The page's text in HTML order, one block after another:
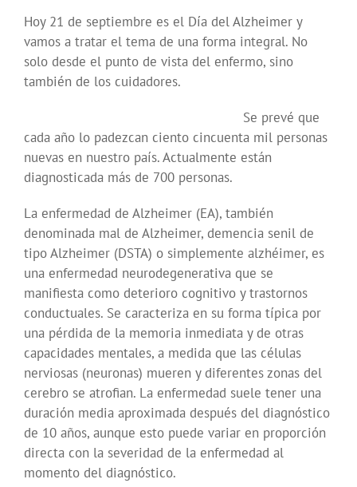
Hoy 21 de septiembre es el Día del Alzheimer y
vamos a tratar el tema de una forma integral. No
solo desde el punto de vista del enfermo, sino
también de los cuidadores.
Se prevé que
cada año lo padezcan ciento cincuenta mil personas
nuevas en nuestro país. Actualmente están
diagnosticada más de 700 personas.
La enfermedad de Alzheimer (EA), también
denominada mal de Alzheimer, demencia senil de
tipo Alzheimer (DSTA) o simplemente alzhéimer, es
una enfermedad neurodegenerativa que se
manifiesta como deterioro cognitivo y trastornos
conductuales. Se caracteriza en su forma típica por
una pérdida de la memoria inmediata y de otras
capacidades mentales, a medida que las células
nerviosas (neuronas) mueren y diferentes zonas del
cerebro se atrofian. La enfermedad suele tener una
duración media aproximada después del diagnóstico
de 10 años, aunque esto puede variar en proporción
directa con la severidad de la enfermedad al
momento del diagnóstico.